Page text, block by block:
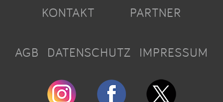
KONTAKT PARTNER
AGB DATENSCHUTZ IMPRESSUM